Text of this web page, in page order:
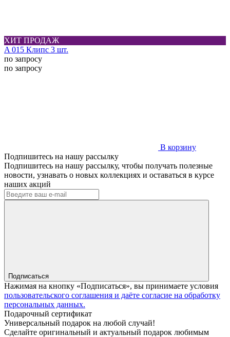
ХИТ ПРОДАЖ
A 015 Клипс 3 шт.
по запросу
по запросу
В корзину
Подпишитесь на нашу рассылку
Подпишитесь на нашу рассылку, чтобы получать полезные
новости, узнавать о новых коллекциях и оставаться в курсе
наших акций
Подписаться
Нажимая на кнопку «Подписаться», вы принимаете условия
пользовательского соглашения и даёте согласие на обработку
персональных данных.
Подарочный сертификат
Универсальный подарок на любой случай!
Сделайте оригинальный и актуальный подарок любимым